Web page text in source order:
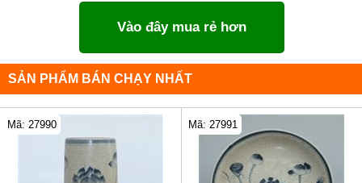
Vào đây mua rẻ hơn
SẢN PHẨM BÁN CHẠY NHẤT
Mã: 27990 Mã: 27991